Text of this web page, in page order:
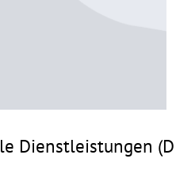
Dienstleistungen (D